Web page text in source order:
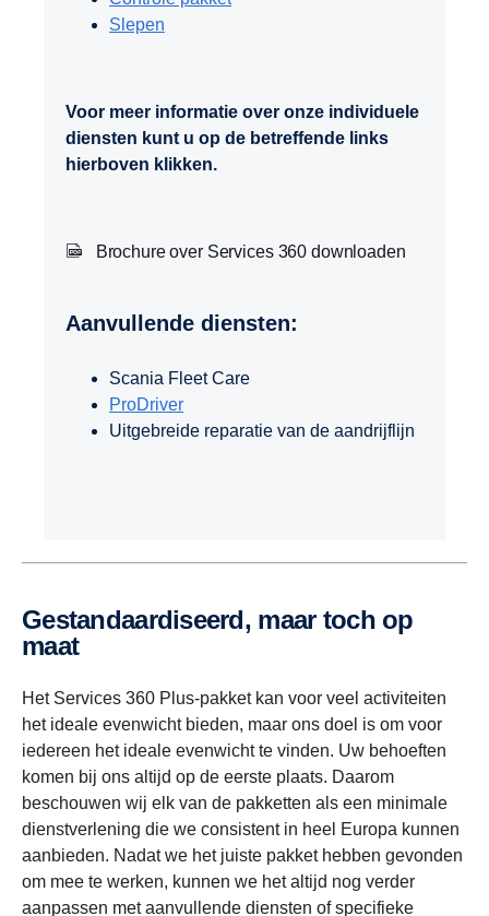
Slepen
Voor meer informatie over onze individuele
diensten kunt u op de betreffende links
hierboven klikken.
Brochure over Services 360 downloaden
Aanvullende diensten:
Scania Fleet Care
ProDriver
Uitgebreide reparatie van de aandrijflijn
Gestandaardiseerd, maar toch op
maat
Het Services 360 Plus-pakket kan voor veel activiteiten
het ideale evenwicht bieden, maar ons doel is om voor
iedereen het ideale evenwicht te vinden. Uw behoeften
komen bij ons altijd op de eerste plaats. Daarom
beschouwen wij elk van de pakketten als een minimale
dienstverlening die we consistent in heel Europa kunnen
aanbieden. Nadat we het juiste pakket hebben gevonden
om mee te werken, kunnen we het altijd nog verder
aanpassen met aanvullende diensten of specifieke